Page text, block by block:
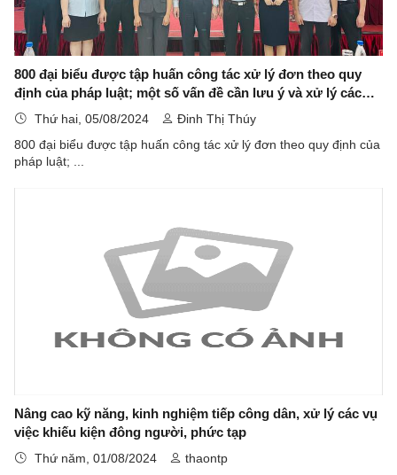
800 đại biểu được tập huấn công tác xử lý đơn theo quy
định của pháp luật; một số vấn đề cần lưu ý và xử lý các
tình huống trong giải quyết khiếu nại, tố cáo và giới thiệu
kênh Youtube“TIC channel” của Trường Cán bộ thanh tra
Thứ hai, 05/08/2024
Đinh Thị Thúy
800 đại biểu được tập huấn công tác xử lý đơn theo quy định của
pháp luật; ...
Nâng cao kỹ năng, kinh nghiệm tiếp công dân, xử lý các vụ
việc khiếu kiện đông người, phức tạp
Thứ năm, 01/08/2024
thaontp